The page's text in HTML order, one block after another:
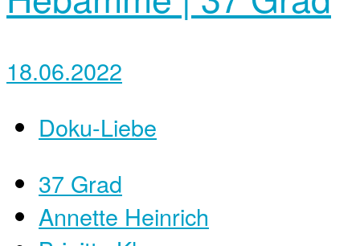
18.06.2022
Doku-Liebe
37 Grad
Annette Heinrich